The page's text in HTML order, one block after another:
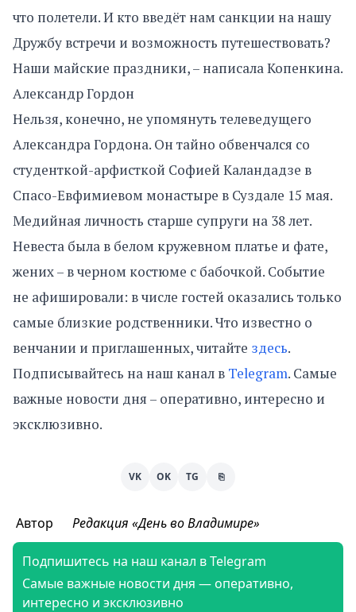
что полетели. И кто введёт нам санкции на нашу
Дружбу встречи и возможность путешествовать?
Наши майские праздники, – написала Копенкина.
Александр Гордон
Нельзя, конечно, не упомянуть телеведущего
Александра Гордона. Он тайно обвенчался со
студенткой-арфисткой Софией Каландадзе в
Спасо-Евфимиевом монастыре в Суздале 15 мая.
Медийная личность старше супруги на 38 лет.
Невеста была в белом кружевном платье и фате,
жених – в черном костюме с бабочкой. Событие
не афишировали: в числе гостей оказались только
самые близкие родственники. Что известно о
венчании и приглашенных, читайте здесь.
Подписывайтесь на наш канал в Telegram. Самые
важные новости дня – оперативно, интересно и
эксклюзивно.
VK OK TG ⎘
Автор Редакция «День во Владимире»
Подпишитесь на наш канал в Telegram
Самые важные новости дня — оперативно,
интересно и эксклюзивно